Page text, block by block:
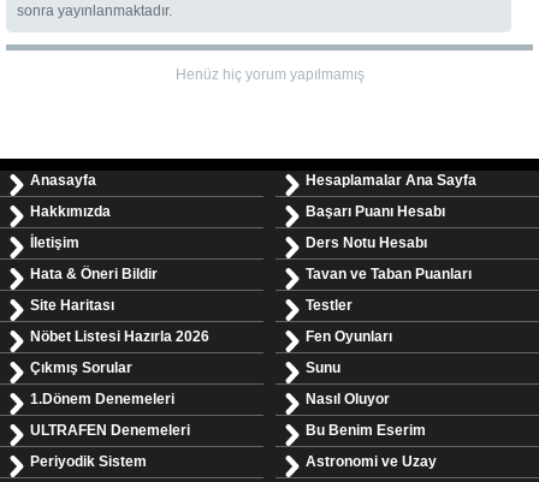
sonra yayınlanmaktadır.
Henüz hiç yorum yapılmamış
Anasayfa
Hakkımızda
İletişim
Hata & Öneri Bildir
Site Haritası
Nöbet Listesi Hazırla 2026
Çıkmış Sorular
1.Dönem Denemeleri
ULTRAFEN Denemeleri
Periyodik Sistem
Hesaplamalar Ana Sayfa
Başarı Puanı Hesabı
Ders Notu Hesabı
Tavan ve Taban Puanları
Testler
Fen Oyunları
Sunu
Nasıl Oluyor
Bu Benim Eserim
Astronomi ve Uzay